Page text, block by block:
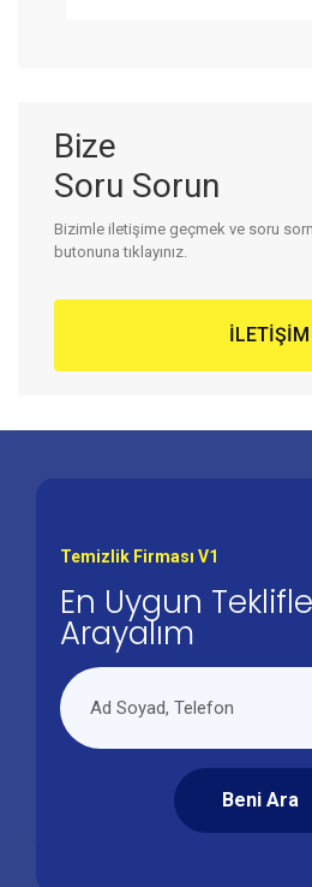
Bize
Soru Sorun
Bizimle iletişime geçmek ve soru
butonuna tıklayınız.
İLETİŞİM
Temizlik Firması V1
En Uygun
Arayalım
Beni Ara